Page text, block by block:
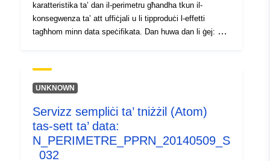
karatteristika ta’ dan il-perimetru għandha tkun il-
konsegwenza ta’ att uffiċjali u li tipproduċi l-effetti
tagħhom minn data speċifikata. Dan huwa dan li ġej: —
esponiment għar-riskju li jikkorrispondi għall-kamp ta’
applikazzjoni rregolat mill-RPP approvat.Dan il-perimetru
jikkorrispondi għall-pakkett li fih ġew studjati l-perikli.
Dan is-sett ta’ data fih il-konfini tal-għargħar tal-PPR tal-
komun ta’ Castelnau-d’Arbieu fid-dipartiment ta’ Gers. Il-
karatteristika ta’ dan il-perimetru għandha tkun il-
UNKNOWN
Servizz sempliċi ta’ tniżżil (Atom)
tas-sett ta’ data:
N_PERIMETRE_PPRN_20140509_S
_032